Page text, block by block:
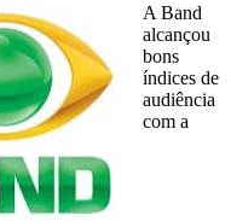
A Band
alcançou
bons
índices de
audiência
com a